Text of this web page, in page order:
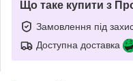
Що таке купити з
Замовлення під
Доступна доставка